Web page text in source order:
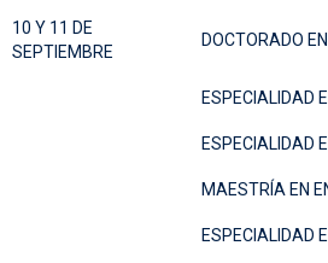
10 Y 11 DE
SEPTIEMBRE
DOCTORADO
ESPECIALIDAD
ESPECIALIDAD
MAESTRÍA EN
ESPECIALIDAD